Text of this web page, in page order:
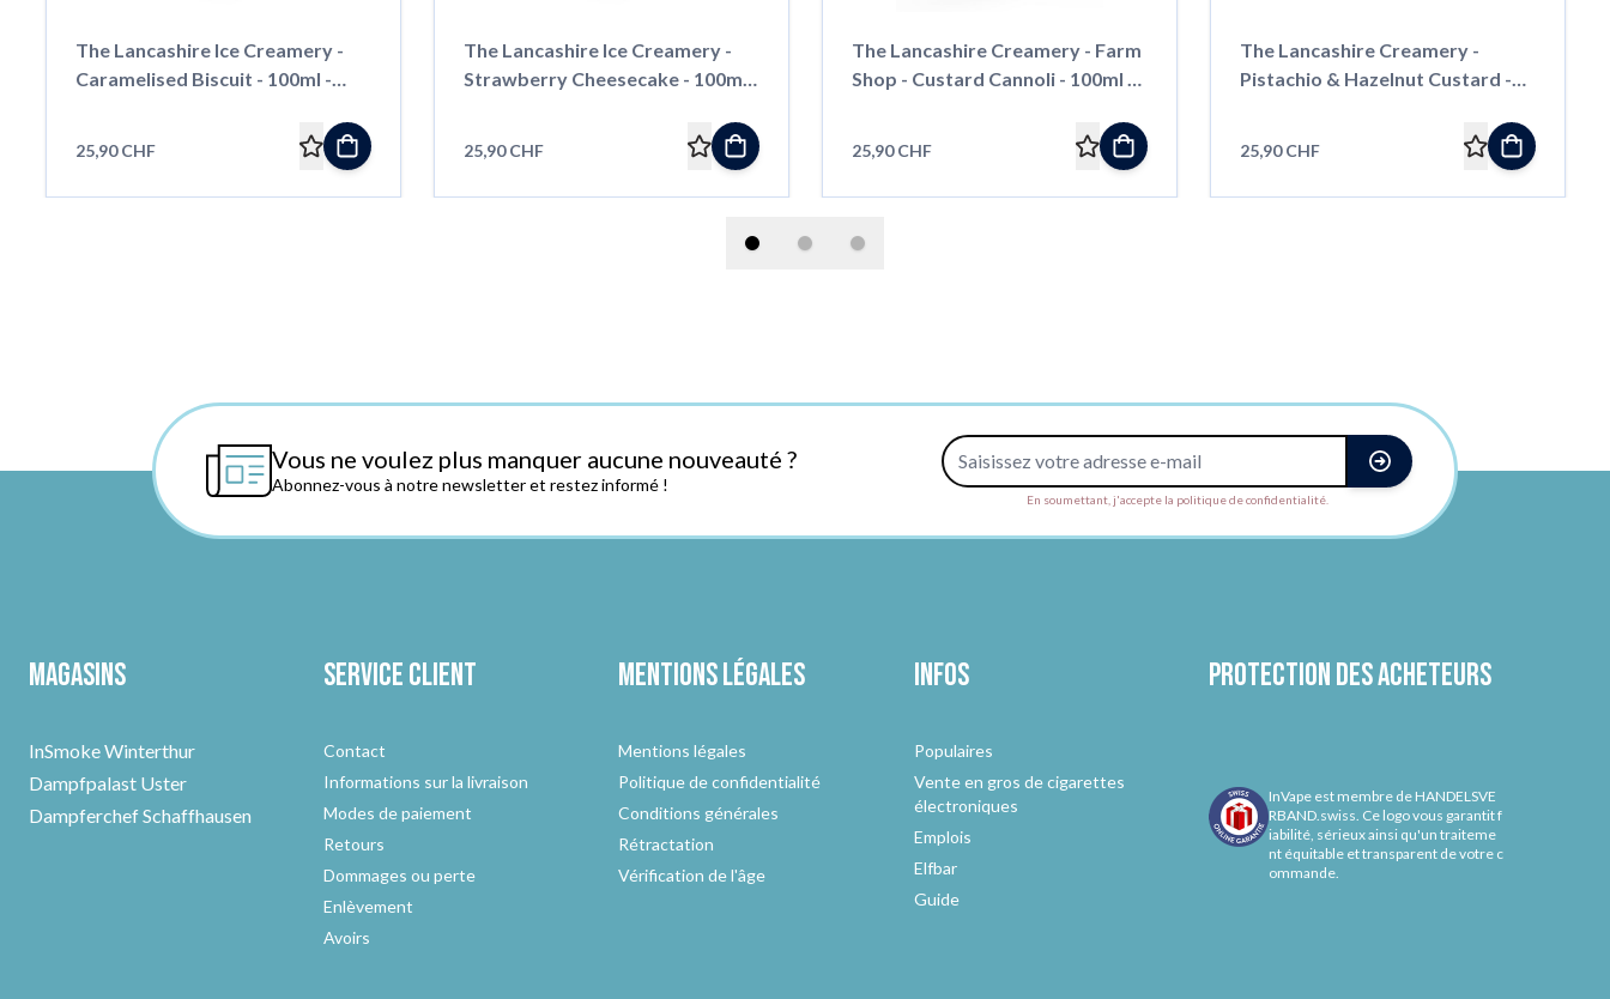
The Lancashire Ice Creamery -
Caramelised Biscuit - 100ml -
25,90 CHF
The Lancashire Ice Creamery -
Strawberry Cheesecake - 100ml -
25,90 CHF
The Lancashire Creamery - Farm
Shop - Custard Cannoli - 100ml -
25,90 CHF
The Lancashire Creamery -
Pistachio & Hazelnut Custard -
25,90 CHF
Vous ne voulez plus manquer aucune nouveauté ?
Abonnez-vous à notre newsletter et restez informé !
Adresse e-mail
En soumettant, j'accepte la politique de confidentialité.
Magasins
InSmoke Winterthur
Dampfpalast Uster
Dampferchef Schaffhausen
Service client
Contact
Informations sur la livraison
Modes de paiement
Retours
Dommages ou perte
Enlèvement
Avoirs
Mentions légales
Mentions légales
Politique de confidentialité
Conditions générales
Rétractation
Vérification de l'âge
Infos
Populaires
Vente en gros de cigarettes
électroniques
Emplois
Elfbar
Guide
Protection des acheteurs
InVape est membre de HANDELSVE
RBAND.swiss. Ce logo vous garantit f
iabilité, sérieux ainsi qu'un traiteme
nt équitable et transparent de votre c
ommande.